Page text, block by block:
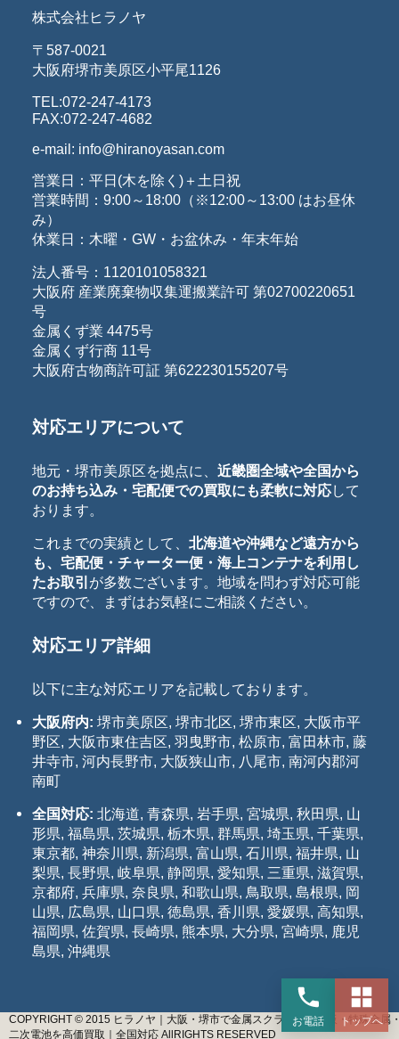
お電話 トップへ
株式会社ヒラノヤ
〒587-0021
大阪府堺市美原区小平尾1126
TEL:072-247-4173
FAX:072-247-4682
e-mail: info@hiranoyasan.com
営業日：平日(木を除く)＋土日祝
営業時間：9:00～18:00（※12:00～13:00 はお昼休
み）
休業日：木曜・GW・お盆休み・年末年始
法人番号：1120101058321
大阪府 産業廃棄物収集運搬業許可 第02700220651
号
金属くず業 4475号
金属くず行商 11号
大阪府古物商許可証 第622230155207号
対応エリアについて
地元・堺市美原区を拠点に、 近畿圏全域や全国から
のお持ち込み・宅配便での買取にも柔軟に対応して
おります。
これまでの実績として、 北海道や沖縄など遠方から
も、宅配便・チャーター便・海上コンテナを利用し
たお取引 が多数ございます。地域を問わず対応可能
ですので、まずはお気軽にご相談ください。
対応エリア詳細
以下に主な対応エリアを記載しております。
大阪府内: 堺市美原区, 堺市北区, 堺市東区, 大阪市平
野区, 大阪市東住吉区, 羽曳野市, 松原市, 富田林市, 藤
井寺市, 河内長野市, 大阪狭山市, 八尾市, 南河内郡河
南町
全国対応: 北海道, 青森県, 岩手県, 宮城県, 秋田県, 山
形県, 福島県, 茨城県, 栃木県, 群馬県, 埼玉県, 千葉県,
東京都, 神奈川県, 新潟県, 富山県, 石川県, 福井県, 山
梨県, 長野県, 岐阜県, 静岡県, 愛知県, 三重県, 滋賀県,
京都府, 兵庫県, 奈良県, 和歌山県, 鳥取県, 島根県, 岡
山県, 広島県, 山口県, 徳島県, 香川県, 愛媛県, 高知県,
福岡県, 佐賀県, 長崎県, 熊本県, 大分県, 宮崎県, 鹿児
島県, 沖縄県
COPYRIGHT © 2015 ヒラノヤ｜大阪・堺市で金属スクラップ・基板・特殊金属
二次電池を高価買取｜全国対応 AllRIGHTS RESERVED